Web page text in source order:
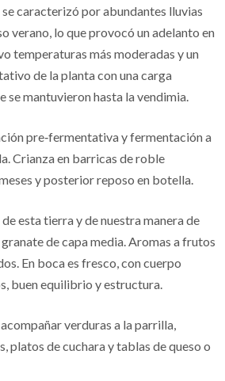
se caracterizó por abundantes lluvias
verano, lo que provocó un adelanto en
temperaturas más moderadas y un
de la planta con una carga
se mantuvieron hasta la vendimia.
pre‐fermentativa y fermentación a
Crianza en barricas de roble
y posterior reposo en botella.
esta tierra y de nuestra manera de
de capa media. Aromas a frutos
En boca es fresco, con cuerpo
buen equilibrio y estructura.
verduras a la parrilla,
platos de cuchara y tablas de queso o